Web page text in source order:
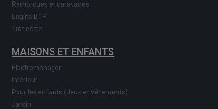
Remorques et caravanes
Engins BTP
Trotinette
MAISONS ET ENFANTS
Electroménager
Intérieur
Pour les enfants (Jeux et Vêtements)
Jardin